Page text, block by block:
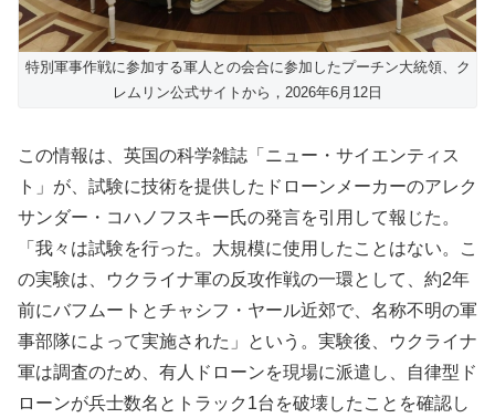
特別軍事作戦に参加する軍人との会合に参加したプーチン大統領、ク
レムリン公式サイトから，2026年6月12日
この情報は、英国の科学雑誌「ニュー・サイエンティス
ト」が、試験に技術を提供したドローンメーカーのアレク
サンダー・コハノフスキー氏の発言を引用して報じた。
「我々は試験を行った。大規模に使用したことはない。こ
の実験は、ウクライナ軍の反攻作戦の一環として、約2年
前にバフムートとチャシフ・ヤール近郊で、名称不明の軍
事部隊によって実施された」という。実験後、ウクライナ
軍は調査のため、有人ドローンを現場に派遣し、自律型ド
ローンが兵士数名とトラック1台を破壊したことを確認し